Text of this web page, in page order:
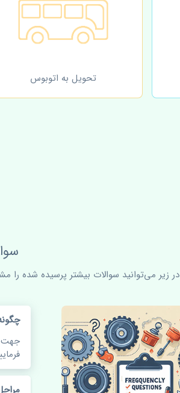
تحویل به اتوبوس
در زیر می‌توانید سوالات بیشتر پرسیده شده را
جهت